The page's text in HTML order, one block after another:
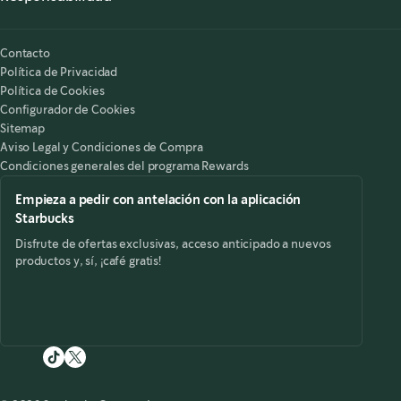
Contacto
Política de Privacidad
Política de Cookies
Configurador de Cookies
Sitemap
Aviso Legal y Condiciones de Compra
Condiciones generales del programa Rewards
Empieza a pedir con antelación con la aplicación
Starbucks
Disfrute de ofertas exclusivas, acceso anticipado a nuevos
productos y, sí, ¡café gratis!